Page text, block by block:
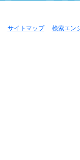
サイトマップ｜ 検索エン